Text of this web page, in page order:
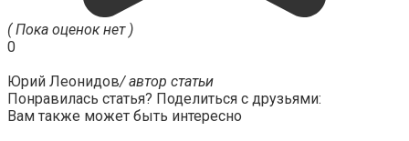
( Пока оценок нет )
0
Юрий Леонидов/ автор статьи
Понравилась статья? Поделиться с друзьями:
Вам также может быть интересно